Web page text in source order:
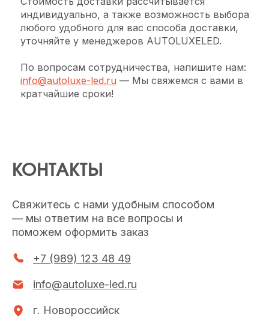
индивидуально, а также возможность выбора
любого удобного для вас способа доставки,
уточняйте у менеджеров AUTOLUXELED.
По вопросам сотрудничества, напишите нам:
info@autoluxe-led.ru — Мы свяжемся с вами в
кратчайшие сроки!
КОНТАКТЫ
Свяжитесь с нами удобным способом
— мы ответим на все вопросы и
поможем оформить заказ
+7 (989) 123 48 49
info@autoluxe-led.ru
г. Новороссийск